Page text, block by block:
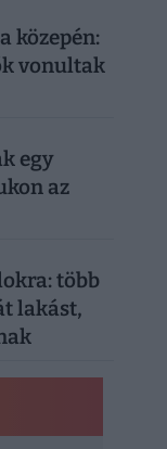
közepén:
vonultak
egy
az
több
lakást,